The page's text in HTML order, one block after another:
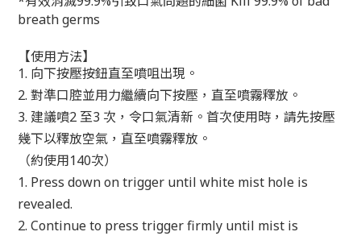
breath germs
【使用方法】
1. 向下按壓按鈕直至噴咀出現。
2. 對準口腔並用力繼續向下按壓，直至噴霧釋放。
3. 建議噴2 至3 次，令口氣清新。首次使用時，請先按壓
幾下以釋放空氣，直至噴霧釋放。
（約使用140次）
1. Press down on trigger until white mist hole is
revealed.
2. Continue to press trigger firmly until mist is